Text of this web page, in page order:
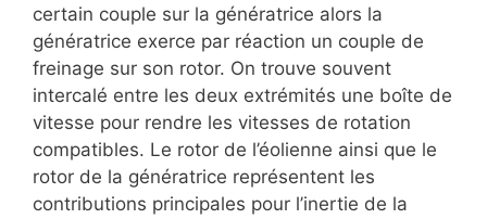
certain couple sur la génératrice alors la
génératrice exerce par réaction un couple de
freinage sur son rotor. On trouve souvent
intercalé entre les deux extrémités une boîte de
vitesse pour rendre les vitesses de rotation
compatibles. Le rotor de l’éolienne ainsi que le
rotor de la génératrice représentent les
contributions principales pour l’inertie de la